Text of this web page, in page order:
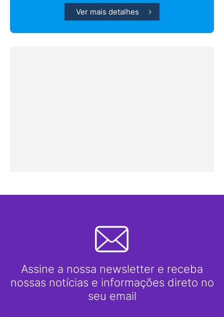
Ver mais detalhes
Assine a nossa newsletter e receba
nossas notícias e informações direto no
seu email